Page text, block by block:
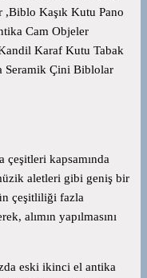
Kaşık Kutu Pano
Cam Objeler
Karaf Kutu Tabak
Seramik Çini Biblolar
kapsamında
aletleri gibi geniş bir
çeşitliliği fazla
alımın yapılmasını
eski ikinci el antika